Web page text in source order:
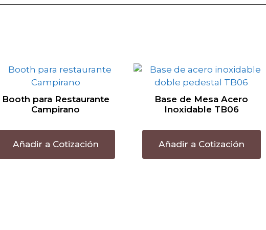
Booth para Restaurante
Campirano
Añadir a Cotización
Base de Mesa Acero
Inoxidable TB06
Añadir a Cotización